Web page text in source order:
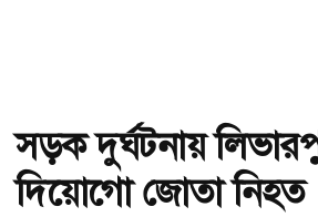
সড়ক দুর্ঘটনায়
দিয়োগো জোতা নিহত